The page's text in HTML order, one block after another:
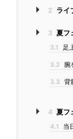
2 ライ
3 夏フ
3.1 足
3.2 腕
3.3 背
4 夏フ
4.1 当